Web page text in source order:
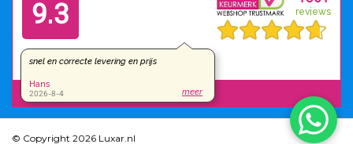
© Copyright 2026 Luxar.nl